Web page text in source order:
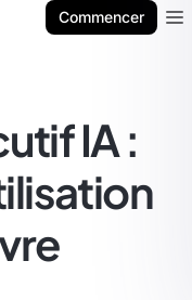
Commencer
IA :